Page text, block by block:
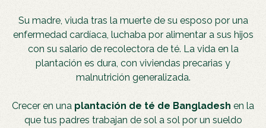
Su madre, viuda tras la muerte de su esposo por una
enfermedad cardíaca, luchaba por alimentar a sus hijos
con su salario de recolectora de té. La vida en la
plantación es dura, con viviendas precarias y
malnutrición generalizada.
Crecer en una plantación de té de Bangladesh en la
que tus padres trabajan de sol a sol por un sueldo